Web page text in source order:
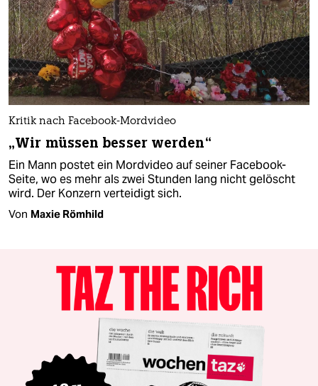
Kritik nach Facebook-Mordvideo
„Wir müssen besser werden“
Ein Mann postet ein Mordvideo auf seiner Facebook-
Seite, wo es mehr als zwei Stunden lang nicht gelöscht
wird. Der Konzern verteidigt sich.
Von Maxie Römhild